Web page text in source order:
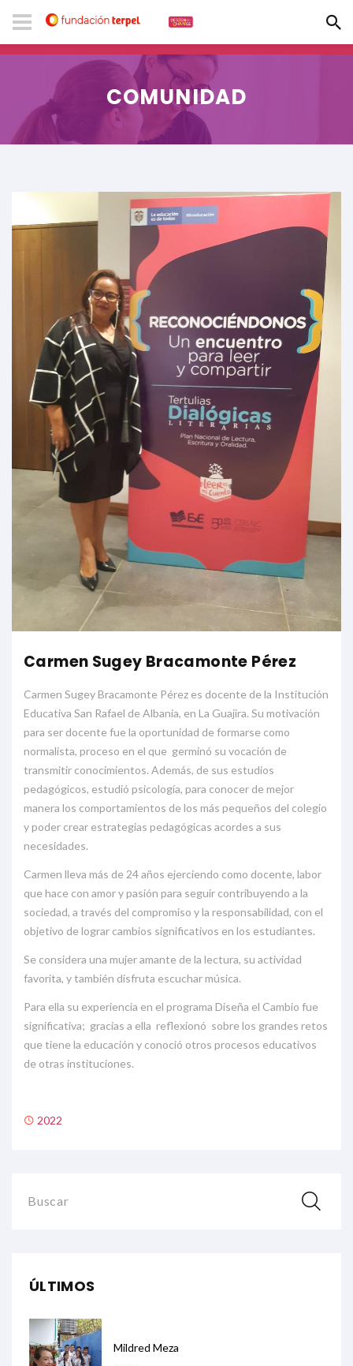
COMUNIDAD
Carmen Sugey Bracamonte Pérez
Carmen Sugey Bracamonte Pérez es docente de la Institución
Educativa San Rafael de Albania, en La Guajira. Su motivación
para ser docente fue la oportunidad de formarse como
normalista, proceso en el que germinó su vocación de
transmitir conocimientos. Además, de sus estudios
pedagógicos, estudió psicología, para conocer de mejor
manera los comportamientos de los más pequeños del colegio
y poder crear estrategias pedagógicas acordes a sus
necesidades.
Carmen lleva más de 24 años ejerciendo como docente, labor
que hace con amor y pasión para seguir contribuyendo a la
sociedad, a través del compromiso y la responsabilidad, con el
objetivo de lograr cambios significativos en los estudiantes.
Se considera una mujer amante de la lectura, su actividad
favorita, y también disfruta escuchar música.
Para ella su experiencia en el programa Diseña el Cambio fue
significativa; gracias a ella reflexionó sobre los grandes retos
que tiene la educación y conoció otros procesos educativos
de otras instituciones.
2022
Buscar
ÚLTIMOS
Mildred Meza